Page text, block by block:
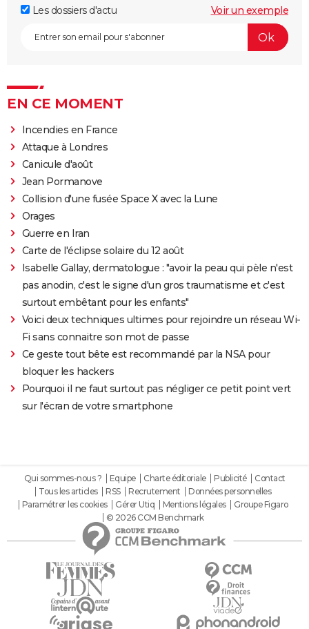
Les dossiers d'actu
Voir un exemple
EN CE MOMENT
Incendies en France
Attaque à Londres
Canicule d'août
Jean Pormanove
Collision d'une fusée Space X avec la Lune
Orages
Guerre en Iran
Carte de l'éclipse solaire du 12 août
Isabelle Gallay, dermatologue : "avoir la peau qui pèle n'est
pas anodin, c'est le signe d'un gros traumatisme et c'est
surtout embêtant pour les enfants"
Voici deux techniques ultimes pour rejoindre un réseau Wi-
Fi sans connaitre son mot de passe
Ce geste tout bête est recommandé par la NSA pour
bloquer les hackers
Pourquoi il ne faut surtout pas négliger ce petit point vert
sur l'écran de votre smartphone
Qui sommes-nous ? Equipe Charte éditoriale Publicité
Contact
Tous les articles
RSS Recrutement
Données personnelles
Paramétrer les cookies
Gérer Utiq Mentions légales
Groupe Figaro
© 2026 CCM Benchmark